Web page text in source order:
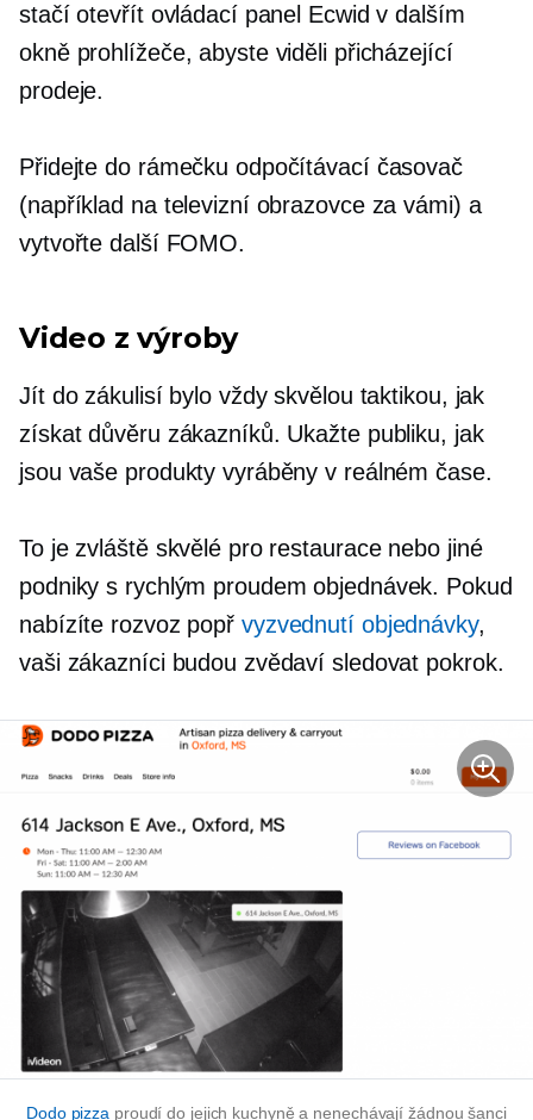
stačí otevřít ovládací panel Ecwid v dalším
okně prohlížeče, abyste viděli přicházející
prodeje.
Přidejte do rámečku odpočítávací časovač
(například na televizní obrazovce za vámi) a
vytvořte další FOMO.
Video z výroby
Jít do zákulisí bylo vždy skvělou taktikou, jak
získat důvěru zákazníků. Ukažte publiku, jak
jsou vaše produkty vyráběny v reálném čase.
To je zvláště skvělé pro restaurace nebo jiné
podniky s rychlým proudem objednávek. Pokud
nabízíte rozvoz popř vyzvednutí objednávky,
vaši zákazníci budou zvědaví sledovat pokrok.
Dodo pizza proudí do jejich kuchyně a nenechávají žádnou šanci